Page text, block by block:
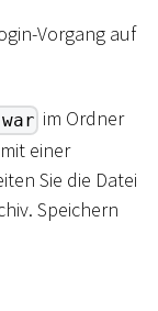
Vorgang auf
im Ordner
einer
Sie die Datei
Speichern